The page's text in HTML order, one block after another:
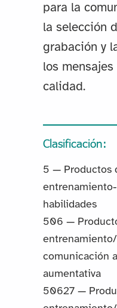
para la
la selección
grabación y
los
calidad.
Clasificación:
5 — Productos
habilidades
506 —
comunicación
aumentativa
50627 —